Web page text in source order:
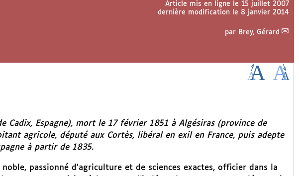
Article mis en ligne le 15 juillet 2007
dernière modification le 8 janvier 2014
par Brey, Gérard
Cadix, Espagne), mort le 17 février 1851 à Algésiras (province de
agricole, député aux Cortès, libéral en exil en France, puis adepte
à partir de 1835.
passionné d’agriculture et de sciences exactes, officier dans la